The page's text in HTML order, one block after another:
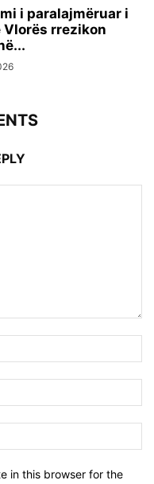
i paralajmëruar i
rrezikon
in this browser for the